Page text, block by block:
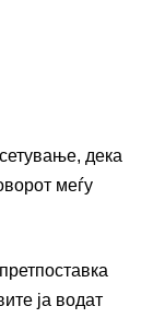
дека
меѓу
ја водат